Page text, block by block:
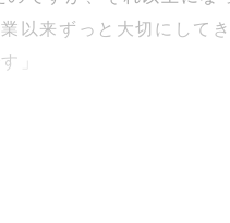
以来ずっと大切にして
」